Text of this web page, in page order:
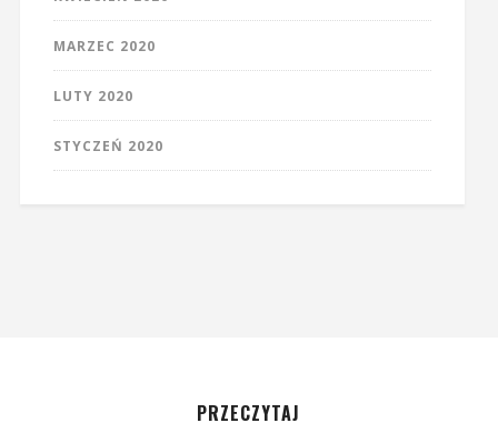
MARZEC 2020
LUTY 2020
STYCZEŃ 2020
PRZECZYTAJ